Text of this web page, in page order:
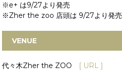
※e+ は9/27より発売
※Zher the zoo 店頭は 9/27より発売
VENUE
代々木Zher the ZOO
[ URL ]